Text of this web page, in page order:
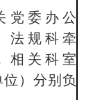
党委办公
法规科牵
相关科室
位）分别负